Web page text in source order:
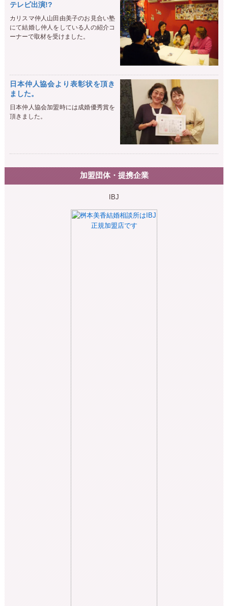
テレビ出演!?
カリスマ仲人山田由美子のお見合い塾
にて結婚し仲人をしている人の紹介コ
ーナーで取材を受けました。
日本仲人協会より表彰状を頂き
ました。
日本仲人協会加盟時には成婚優秀賞を
頂きました。
加盟団体・提携企業
IBJ